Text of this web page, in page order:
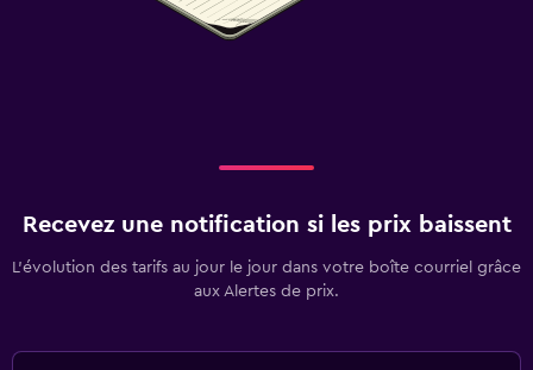
Recevez une notification si les prix baissent
L’évolution des tarifs au jour le jour dans votre boîte courriel grâce
aux Alertes de prix.